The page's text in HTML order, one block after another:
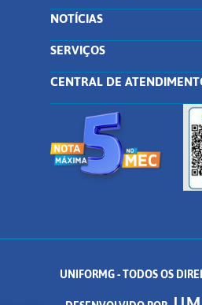
NOTÍCIAS
SERVIÇOS
CENTRAL DE
UNIFORMG - TODOS OS